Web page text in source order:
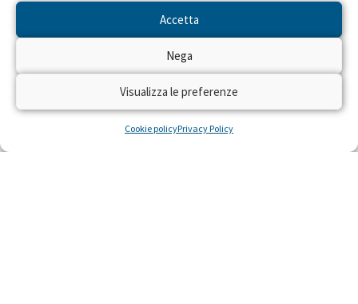
Accetta
Nega
Visualizza le preferenze
Cookie policyPrivacy Policy
INFORMAZIONI SULLA CAMPAGNA